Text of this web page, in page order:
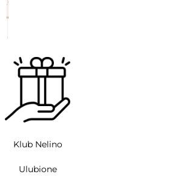
Klub Nelino
Ulubione